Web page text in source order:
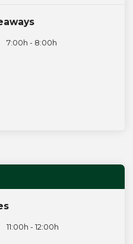
7:00h - 8:00h
11:00h - 12:00h